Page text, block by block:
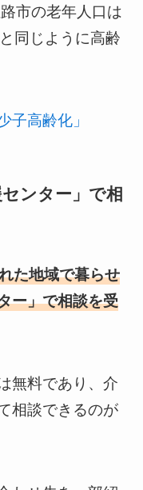
市の老年人口は
同じように高齢
子高齢化」
ンター」で相
た地域で暮らせ
ー」で相談を受
無料であり、介
相談できるのが